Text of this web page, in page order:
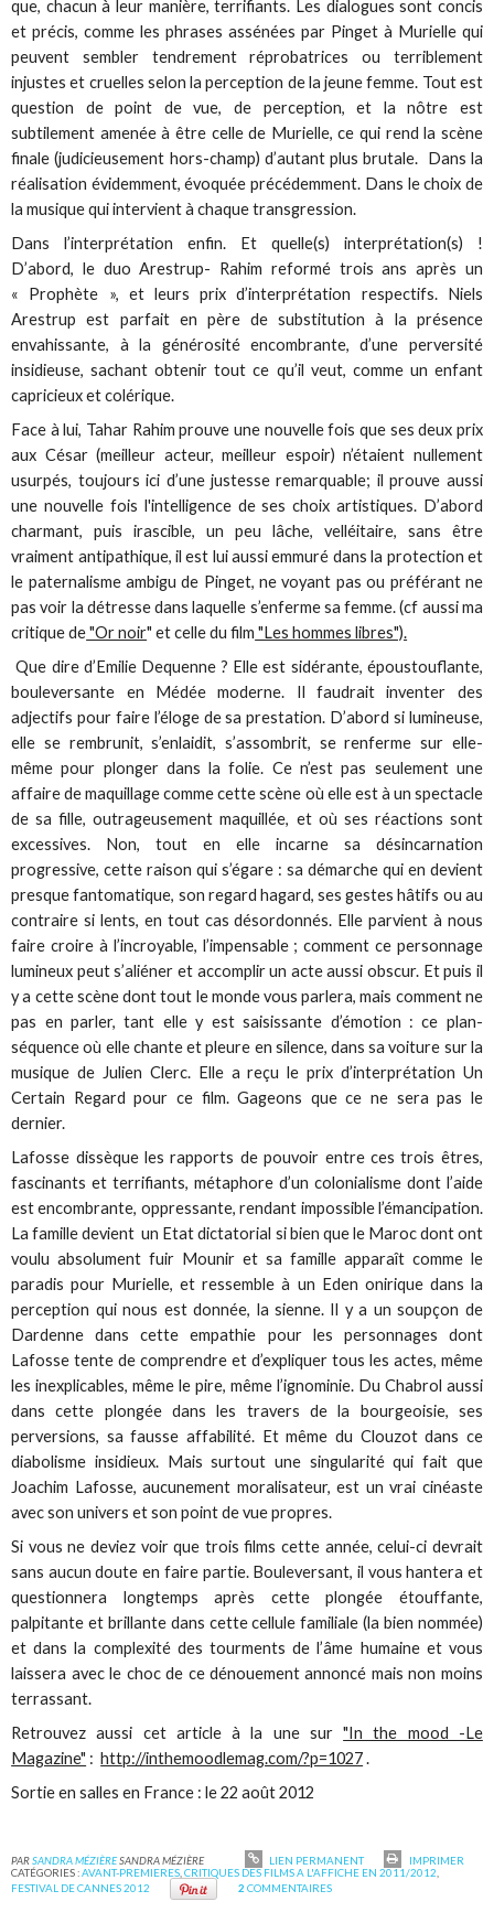
que, chacun à leur manière, terrifiants. Les dialogues sont concis
et précis, comme les phrases assénées par Pinget à Murielle qui
peuvent sembler tendrement réprobatrices ou terriblement
injustes et cruelles selon la perception de la jeune femme. Tout est
question de point de vue, de perception, et la nôtre est
subtilement amenée à être celle de Murielle, ce qui rend la scène
finale (judicieusement hors-champ) d’autant plus brutale. Dans la
réalisation évidemment, évoquée précédemment. Dans le choix de
la musique qui intervient à chaque transgression.
Dans l’interprétation enfin. Et quelle(s) interprétation(s) !
D’abord, le duo Arestrup- Rahim reformé trois ans après un
« Prophète », et leurs prix d’interprétation respectifs. Niels
Arestrup est parfait en père de substitution à la présence
envahissante, à la générosité encombrante, d’une perversité
insidieuse, sachant obtenir tout ce qu’il veut, comme un enfant
capricieux et colérique.
Face à lui, Tahar Rahim prouve une nouvelle fois que ses deux prix
aux César (meilleur acteur, meilleur espoir) n’étaient nullement
usurpés, toujours ici d’une justesse remarquable; il prouve aussi
une nouvelle fois l'intelligence de ses choix artistiques. D’abord
charmant, puis irascible, un peu lâche, velléitaire, sans être
vraiment antipathique, il est lui aussi emmuré dans la protection et
le paternalisme ambigu de Pinget, ne voyant pas ou préférant ne
pas voir la détresse dans laquelle s’enferme sa femme. (cf aussi ma
critique de"Or noir" et celle du film "Les hommes libres").
Que dire d’Emilie Dequenne ? Elle est sidérante, époustouflante,
bouleversante en Médée moderne. Il faudrait inventer des
adjectifs pour faire l’éloge de sa prestation. D’abord si lumineuse,
elle se rembrunit, s’enlaidit, s’assombrit, se renferme sur elle-
même pour plonger dans la folie. Ce n’est pas seulement une
affaire de maquillage comme cette scène où elle est à un spectacle
de sa fille, outrageusement maquillée, et où ses réactions sont
excessives. Non, tout en elle incarne sa désincarnation
progressive, cette raison qui s’égare : sa démarche qui en devient
presque fantomatique, son regard hagard, ses gestes hâtifs ou au
contraire si lents, en tout cas désordonnés. Elle parvient à nous
faire croire à l’incroyable, l’impensable ; comment ce personnage
lumineux peut s’aliéner et accomplir un acte aussi obscur. Et puis il
y a cette scène dont tout le monde vous parlera, mais comment ne
pas en parler, tant elle y est saisissante d’émotion : ce plan-
séquence où elle chante et pleure en silence, dans sa voiture sur la
musique de Julien Clerc. Elle a reçu le prix d’interprétation Un
Certain Regard pour ce film. Gageons que ce ne sera pas le
dernier.
Lafosse dissèque les rapports de pouvoir entre ces trois êtres,
fascinants et terrifiants, métaphore d’un colonialisme dont l’aide
est encombrante, oppressante, rendant impossible l’émancipation.
La famille devient un Etat dictatorial si bien que le Maroc dont ont
voulu absolument fuir Mounir et sa famille apparaît comme le
paradis pour Murielle, et ressemble à un Eden onirique dans la
perception qui nous est donnée, la sienne. Il y a un soupçon de
Dardenne dans cette empathie pour les personnages dont
Lafosse tente de comprendre et d’expliquer tous les actes, même
les inexplicables, même le pire, même l’ignominie. Du Chabrol aussi
dans cette plongée dans les travers de la bourgeoisie, ses
perversions, sa fausse affabilité. Et même du Clouzot dans ce
diabolisme insidieux. Mais surtout une singularité qui fait que
Joachim Lafosse, aucunement moralisateur, est un vrai cinéaste
avec son univers et son point de vue propres.
Si vous ne deviez voir que trois films cette année, celui-ci devrait
sans aucun doute en faire partie. Bouleversant, il vous hantera et
questionnera longtemps après cette plongée étouffante,
palpitante et brillante dans cette cellule familiale (la bien nommée)
et dans la complexité des tourments de l’âme humaine et vous
laissera avec le choc de ce dénouement annoncé mais non moins
terrassant.
Retrouvez aussi cet article à la une sur"In the mood -Le
Magazine" :http://inthemoodlemag.com/?p=1027.
Sortie en salles en France : le 22 août 2012
PARSANDRA MÉZIÈRESANDRA MÉZIÈRE LIEN PERMANENT
IMPRIMER
CATÉGORIES :AVANT-PREMIERES ,CRITIQUES DES FILMS A L'AFFICHE EN 2011/2012
FESTIVAL DE CANNES 2012
2 COMMENTAIRES